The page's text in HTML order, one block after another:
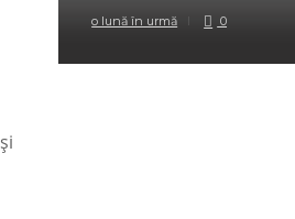
o lună în urmă 0